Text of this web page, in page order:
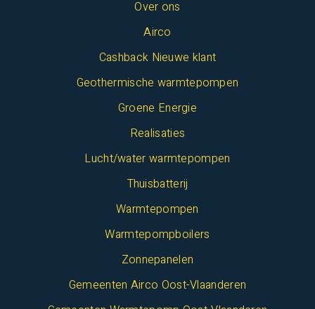
Over ons
Airco
Cashback Nieuwe klant
Geothermische warmtepompen
Groene Energie
Realisaties
Lucht/water warmtepompen
Thuisbatterij
Warmtepompen
Warmtepompboilers
Zonnepanelen
Gemeenten Airco Oost-Vlaanderen